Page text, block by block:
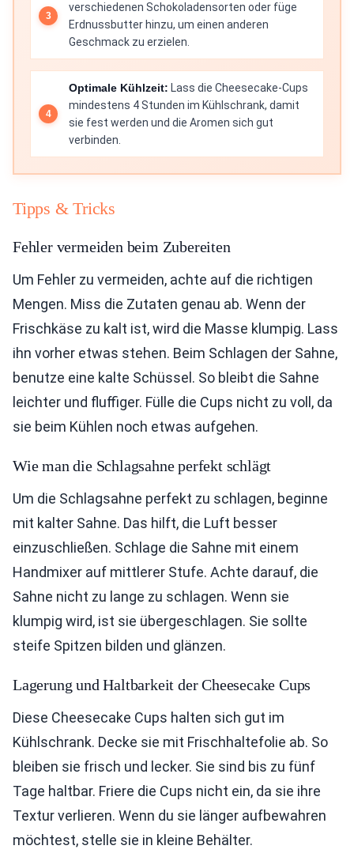
verschiedenen Schokoladensorten oder füge
Erdnussbutter hinzu, um einen anderen
Geschmack zu erzielen.
Optimale Kühlzeit: Lass die Cheesecake-Cups
mindestens 4 Stunden im Kühlschrank, damit
sie fest werden und die Aromen sich gut
verbinden.
Tipps & Tricks
Fehler vermeiden beim Zubereiten
Um Fehler zu vermeiden, achte auf die richtigen
Mengen. Miss die Zutaten genau ab. Wenn der
Frischkäse zu kalt ist, wird die Masse klumpig. Lass
ihn vorher etwas stehen. Beim Schlagen der Sahne,
benutze eine kalte Schüssel. So bleibt die Sahne
leichter und fluffiger. Fülle die Cups nicht zu voll, da
sie beim Kühlen noch etwas aufgehen.
Wie man die Schlagsahne perfekt schlägt
Um die Schlagsahne perfekt zu schlagen, beginne
mit kalter Sahne. Das hilft, die Luft besser
einzuschließen. Schlage die Sahne mit einem
Handmixer auf mittlerer Stufe. Achte darauf, die
Sahne nicht zu lange zu schlagen. Wenn sie
klumpig wird, ist sie übergeschlagen. Sie sollte
steife Spitzen bilden und glänzen.
Lagerung und Haltbarkeit der Cheesecake Cups
Diese Cheesecake Cups halten sich gut im
Kühlschrank. Decke sie mit Frischhaltefolie ab. So
bleiben sie frisch und lecker. Sie sind bis zu fünf
Tage haltbar. Friere die Cups nicht ein, da sie ihre
Textur verlieren. Wenn du sie länger aufbewahren
möchtest, stelle sie in kleine Behälter.